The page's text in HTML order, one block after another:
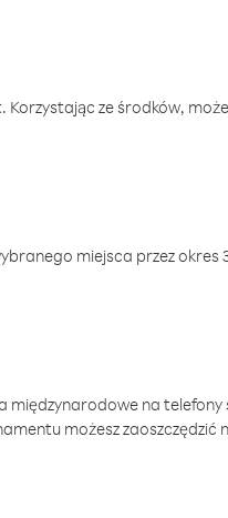
ze środków,
miejsca przez okres
międzynarodowe na
możesz zaoszczędzić